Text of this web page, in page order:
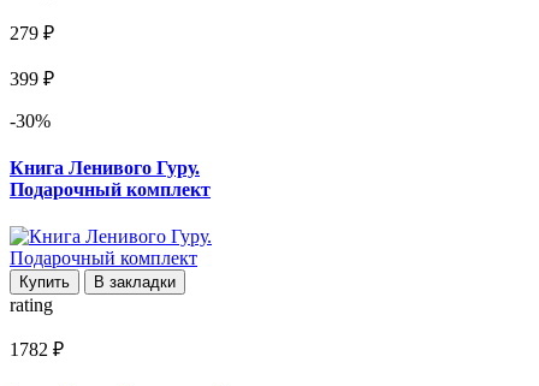
279 ₽
399 ₽
-30%
Книга Ленивого Гуру.
Подарочный комплект
Купить В закладки
rating
1782 ₽